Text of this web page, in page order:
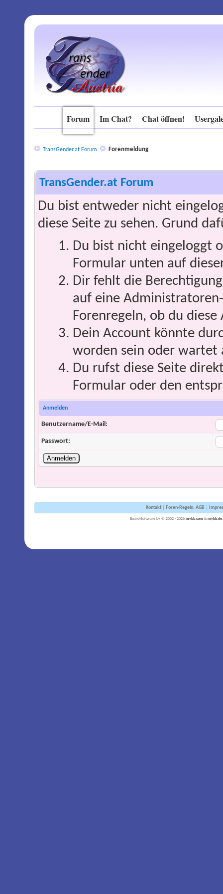
Forum Im Chat? Chat öffnen!
TransGender.at Forum Forenmeldung
TransGender.at Forum
Du bist entweder nicht
diese Seite zu sehen. Grund
Du bist nicht eingeloggt
Formular unten auf
Dir fehlt die
auf eine
Forenregeln, ob du
Dein Account könnte
worden sein oder wartet
Du rufst diese Seite
Formular oder den
Anmelden
Benutzername/E-Mail:
Passwort:
Kontakt| Foren-Regeln, AGB|
Board-Software by © 2002 - 2026 mybb.com & mybb.de